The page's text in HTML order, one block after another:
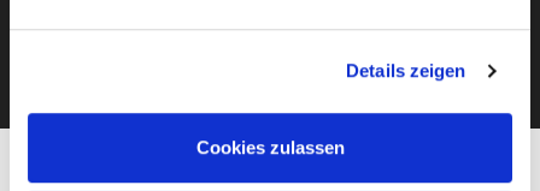
Details zeigen
Cookies zulassen
KOSTENLOSE BERATUNG